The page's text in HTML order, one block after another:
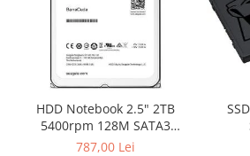
Multifunctionale
Imprimante
Imprimante 3D
TV, Multimedia & Electronice
Televizoare & accesorii
HDD Notebook 2.5" 2TB
5400rpm 128M SATA3
SEAGATE
787,00 Lei